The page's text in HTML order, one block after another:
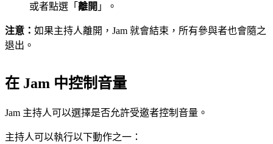
或者點選「 離開 」。
注意： 如果主持人離開，Jam 就會結束，所有參與者也會隨之
退出。
在 Jam 中控制音量
Jam 主持人可以選擇是否允許受邀者控制音量。
主持人可以執行以下動作之一：